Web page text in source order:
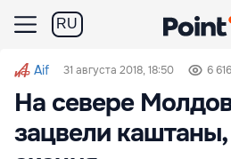
RU
Aif 31 августа 2018, 18:50 6 616
На севере
зацвели